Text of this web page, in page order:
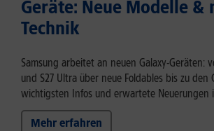
Geräte: Neue Modelle &
Technik
Samsung arbeitet an neuen Galaxy-Geräten:
und S27 Ultra über neue Foldables bis zu den
wichtigsten Infos und erwartete Neuerungen
Mehr erfahren